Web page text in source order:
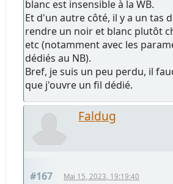
blanc est insensible à la WB.
Et d'un autre côté, il y a un tas
rendre un noir et blanc plutôt
etc (notamment avec les
dédiés au NB).
Bref, je suis un peu perdu, il
que j'ouvre un fil dédié.
Faldug
#167 Mai 15, 2023, 19:19:40